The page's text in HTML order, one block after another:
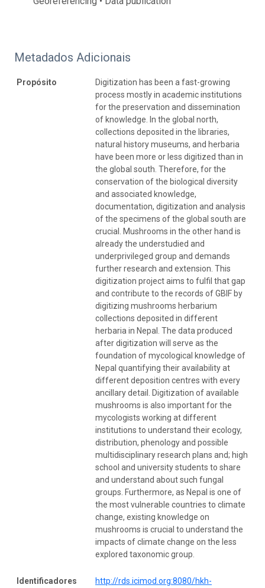
Metadados Adicionais
Propósito
Digitization has been a fast-growing
process mostly in academic institutions
for the preservation and dissemination
of knowledge. In the global north,
collections deposited in the libraries,
natural history museums, and herbaria
have been more or less digitized than in
the global south. Therefore, for the
conservation of the biological diversity
and associated knowledge,
documentation, digitization and analysis
of the specimens of the global south are
crucial. Mushrooms in the other hand is
already the understudied and
underprivileged group and demands
further research and extension. This
digitization project aims to fulfil that gap
and contribute to the records of GBIF by
digitizing mushrooms herbarium
collections deposited in different
herbaria in Nepal. The data produced
after digitization will serve as the
foundation of mycological knowledge of
Nepal quantifying their availability at
different deposition centres with every
ancillary detail. Digitization of available
mushrooms is also important for the
mycologists working at different
institutions to understand their ecology,
distribution, phenology and possible
multidisciplinary research plans and; high
school and university students to share
and understand about such fungal
groups. Furthermore, as Nepal is one of
the most vulnerable countries to climate
change, existing knowledge on
mushrooms is crucial to understand the
impacts of climate change on the less
explored taxonomic group.
Identificadores
http://rds.icimod.org:8080/hkh-